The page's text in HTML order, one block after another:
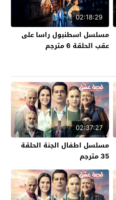
02:18:29
مسلسل اسطنبول راسا على
عقب الحلقة 6 مترجم
02:37:27
مسلسل اطفال الجنة الحلقة
35 مترجم